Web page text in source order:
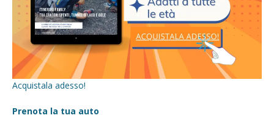
Acquistala adesso!
Prenota la tua auto